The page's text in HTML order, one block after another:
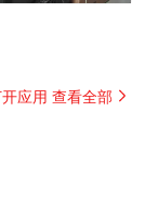
应用 查看全部